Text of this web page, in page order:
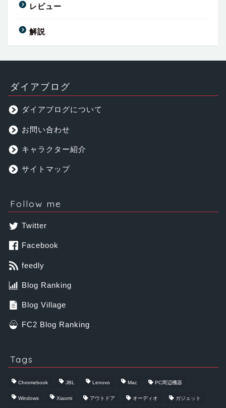
レビュー
解説
ダイアブログ
ダイアブログについて
お問い合わせ
キャラクター紹介
サイトマップ
Follow me
Twitter
Facebook
feedly
Blog Ranking
Blog Village
FC2 Blog Ranking
Tags
Chromebook JBL Lenovo Mac PC周辺機器
Windows Xiaomi アウトドア オーディオ ガジェット